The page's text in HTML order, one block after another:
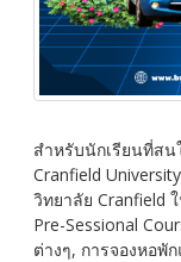
สำหรับนักเรียนที่ส
Cranfield
วิทยาลัย Cranfield
Pre-Sessional
ต่างๆ, การจองหอพั